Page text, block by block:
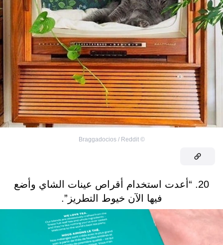
©
Braggadocios / Reddit
20. “أعدت استخدام أقراص عينات الشاي وأضع
فيها الآن خيوط التطريز”.